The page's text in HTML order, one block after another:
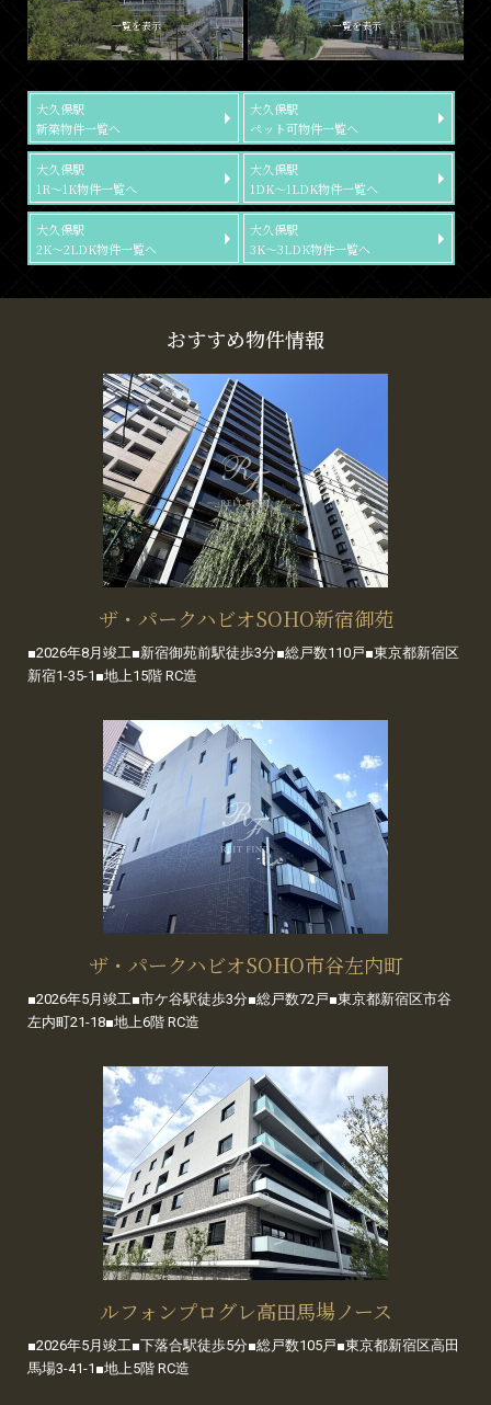
一覧を表示 一覧を表示
大久保駅
新築物件一覧へ
大久保駅
ペット可物件一覧へ
大久保駅
1R～1K物件一覧へ
大久保駅
1DK～1LDK物件一覧へ
大久保駅
2K～2LDK物件一覧へ
大久保駅
3K～3LDK物件一覧へ
おすすめ物件情報
ザ・パークハビオSOHO新宿御苑
■2026年8月竣工■新宿御苑前駅徒歩3分■総戸数110戸■東京都新宿区
新宿1-35-1■地上15階 RC造
ザ・パークハビオSOHO市谷左内町
■2026年5月竣工■市ケ谷駅徒歩3分■総戸数72戸■東京都新宿区市谷
左内町21-18■地上6階 RC造
ルフォンプログレ高田馬場ノース
■2026年5月竣工■下落合駅徒歩5分■総戸数105戸■東京都新宿区高田
馬場3-41-1■地上5階 RC造